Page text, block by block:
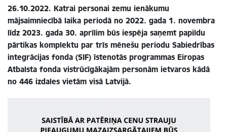
26.10.2022. Katrai personai zemu ienākumu
mājsaimniecībā laika periodā no 2022. gada 1. novembra
līdz 2023. gada 30. aprīlim būs iespēja saņemt papildu
pārtikas komplektu par trīs mēnešu periodu Sabiedrības
integrācijas fonda (SIF) īstenotās programmas Eiropas
Atbalsta fonda vistrūcīgākajām personām ietvaros kādā
no 446 izdales vietām visā Latvijā.